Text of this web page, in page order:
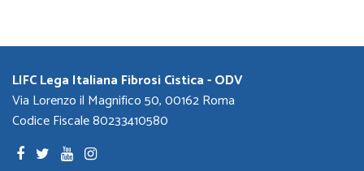
LIFC Lega Italiana Fibrosi Cistica - ODV
Via Lorenzo il Magnifico 50, 00162 Roma
Codice Fiscale 80233410580